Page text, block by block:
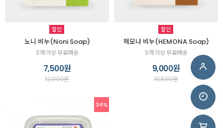
할인
노니 비누(Noni Soap)
3개 이상 무료배송
7,500원
12,000원
할인
헤모나 비누(HEMONA Soap)
3개 이상 무료배송
9,000원
10,500원
34%